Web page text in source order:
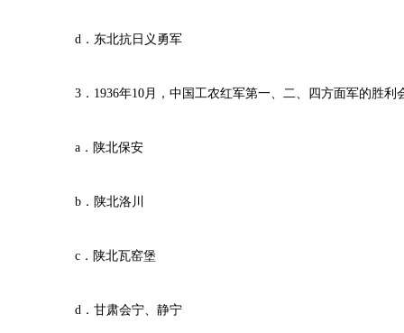
d．东北抗日义勇军
3．1936年10月，中国工农红军第一、二、四方面军的胜
a．陕北保安
b．陕北洛川
c．陕北瓦窑堡
d．甘肃会宁、静宁